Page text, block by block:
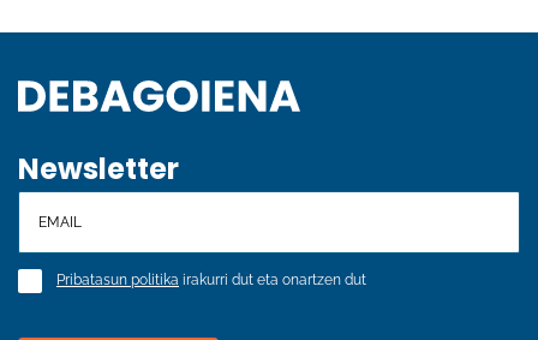
Newsletter
Pribatasun politika irakurri dut eta onartzen dut